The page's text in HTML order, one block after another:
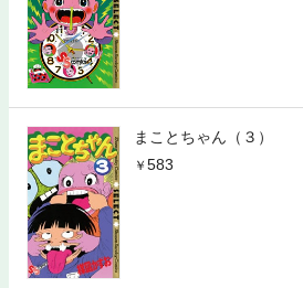
まことちゃん（３）
583